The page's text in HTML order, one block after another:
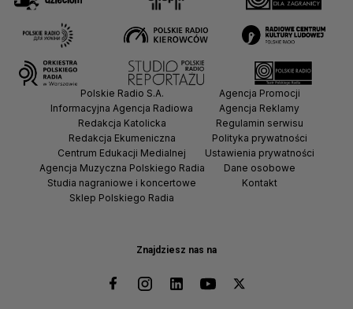
Znajdziesz nas na
Polskie Radio S.A.
Informacyjna Agencja Radiowa
Redakcja Katolicka
Redakcja Ekumeniczna
Centrum Edukacji Medialnej
Agencja Muzyczna Polskiego Radia
Studia nagraniowe i koncertowe
Sklep Polskiego Radia
Agencja Promocji
Agencja Reklamy
Regulamin serwisu
Polityka prywatności
Ustawienia prywatności
Dane osobowe
Kontakt